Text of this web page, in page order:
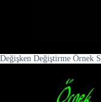
Değişken Değiştirme Örnek